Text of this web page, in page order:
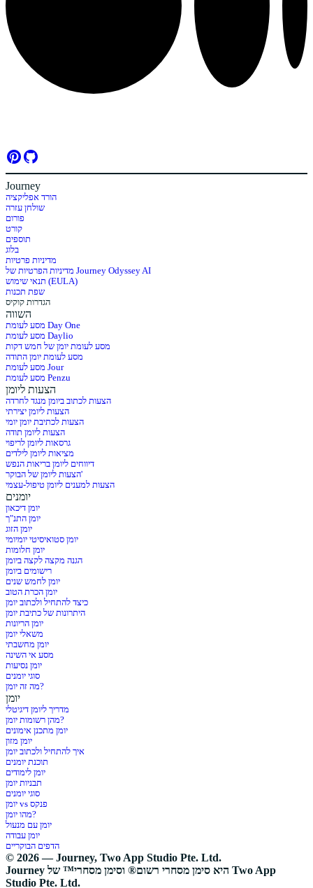
Journey
הורד אפליקציה
שולחן עזרה
פורום
קורט
תוספים
בלוג
מדיניות פרטיות
מדיניות הפרטיות של Journey Odyssey AI
תנאי שימוש (EULA)
שפת תכנות
הגדרות קוקיס
השווה
מסע לעומת Day One
מסע לעומת Daylio
מסע לעומת יומן של חמש דקות
מסע לעומת יומן התודה
מסע לעומת Jour
מסע לעומת Penzu
הצעות ליומן
הצעות לכתוב ביומן מנגד לחרדה
הצעות ליומן יצירתי
הצעות לכתיבת יומן יומי
הצעות ליומן תודה
גרסאות ליומן לריפוי
מציאות ליומן לילדים
דיווחים ליומן בריאות הנפש
הצעות ליומן של הבוקר'
הצעות למענים ליומן טיפול-עצמי
יומנים
יומן דיכאון
יומן התנ"ך
יומן הזוג
יומן סטואיסיטי יומיומי
יומן חלומות
הגנה מקצה לקצה ביומן
רישומים ביומן
יומן לחמש שנים
יומן הכרת הטוב
כיצד להתחיל ולכתוב יומן
היתרונות של כתיבת יומן
יומן הריונות
משאלי יומן
יומן מחשבתי
מסע אי השינה
יומן נסיעות
סוגי יומנים
מה זה יומן?
יומן
מדריך ליומן דיגיטלי
מהן רשומות יומן?
יומן מתכנן אימונים
יומן מזון
איך להתחיל ולכתוב יומן
תוכנת יומנים
יומן לימודים
תבניות יומן
סוגי יומנים
יומן vs פנקס
מהו יומן?
יומן עם מנעול
יומן עבודה
הדפים הבוקריים
© 2026 — Journey, Two App Studio Pte. Ltd.
Journey היא סימן מסחרי רשום® וסימן מסחרי™ של Two App
Studio Pte. Ltd.